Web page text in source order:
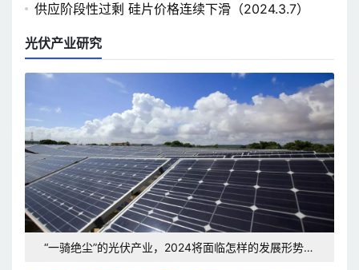
供应阶段性过剩 硅片价格连续下滑（2024.3.7）
光伏产业研究
“一骑绝尘”的光伏产业，2024将面临怎样的发展形势和